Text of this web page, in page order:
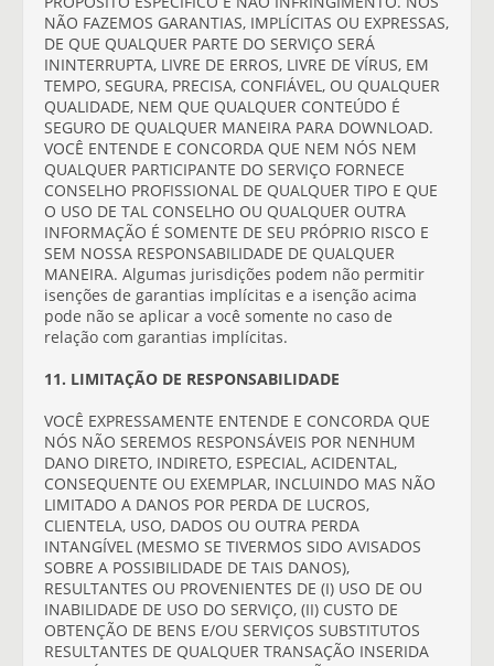
NÃO FAZEMOS GARANTIAS, IMPLÍCITAS OU EXPRESSAS,
DE QUE QUALQUER PARTE DO SERVIÇO SERÁ
ININTERRUPTA, LIVRE DE ERROS, LIVRE DE VÍRUS, EM
TEMPO, SEGURA, PRECISA, CONFIÁVEL, OU QUALQUER
QUALIDADE, NEM QUE QUALQUER CONTEÚDO É
SEGURO DE QUALQUER MANEIRA PARA DOWNLOAD.
VOCÊ ENTENDE E CONCORDA QUE NEM NÓS NEM
QUALQUER PARTICIPANTE DO SERVIÇO FORNECE
CONSELHO PROFISSIONAL DE QUALQUER TIPO E QUE
O USO DE TAL CONSELHO OU QUALQUER OUTRA
INFORMAÇÃO É SOMENTE DE SEU PRÓPRIO RISCO E
SEM NOSSA RESPONSABILIDADE DE QUALQUER
MANEIRA. Algumas jurisdições podem não permitir
isenções de garantias implícitas e a isenção acima
pode não se aplicar a você somente no caso de
relação com garantias implícitas.
11. LIMITAÇÃO DE RESPONSABILIDADE
VOCÊ EXPRESSAMENTE ENTENDE E CONCORDA QUE
NÓS NÃO SEREMOS RESPONSÁVEIS POR NENHUM
DANO DIRETO, INDIRETO, ESPECIAL, ACIDENTAL,
CONSEQUENTE OU EXEMPLAR, INCLUINDO MAS NÃO
LIMITADO A DANOS POR PERDA DE LUCROS,
CLIENTELA, USO, DADOS OU OUTRA PERDA
INTANGÍVEL (MESMO SE TIVERMOS SIDO AVISADOS
SOBRE A POSSIBILIDADE DE TAIS DANOS),
RESULTANTES OU PROVENIENTES DE (I) USO DE OU
INABILIDADE DE USO DO SERVIÇO, (II) CUSTO DE
OBTENÇÃO DE BENS E/OU SERVIÇOS SUBSTITUTOS
RESULTANTES DE QUALQUER TRANSAÇÃO INSERIDA